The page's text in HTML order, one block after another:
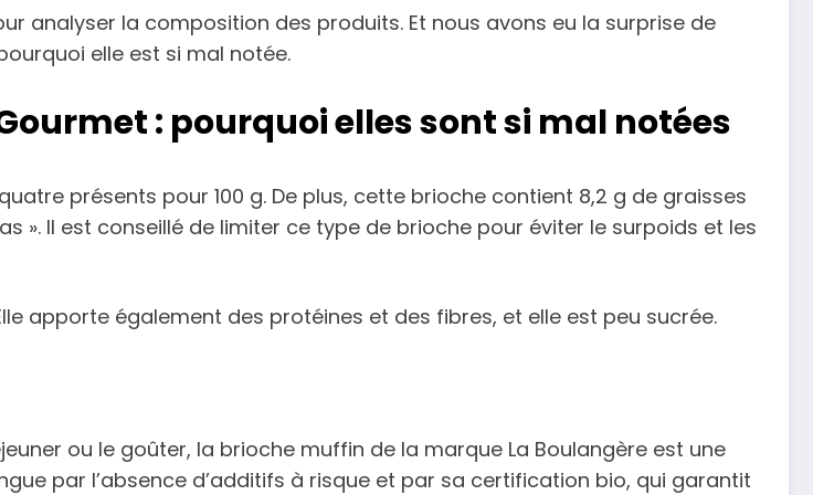
analyser la composition des produits. Et nous avons eu la surprise de
elle est si mal notée.
: pourquoi elles sont si mal notées
présents pour 100 g. De plus, cette brioche contient 8,2 g de graisses
». Il est conseillé de limiter ce type de brioche pour éviter le surpoids et les
apporte également des protéines et des fibres, et elle est peu sucrée.
ou le goûter, la brioche muffin de la marque La Boulangère est une
par l’absence d’additifs à risque et par sa certification bio, qui garantit